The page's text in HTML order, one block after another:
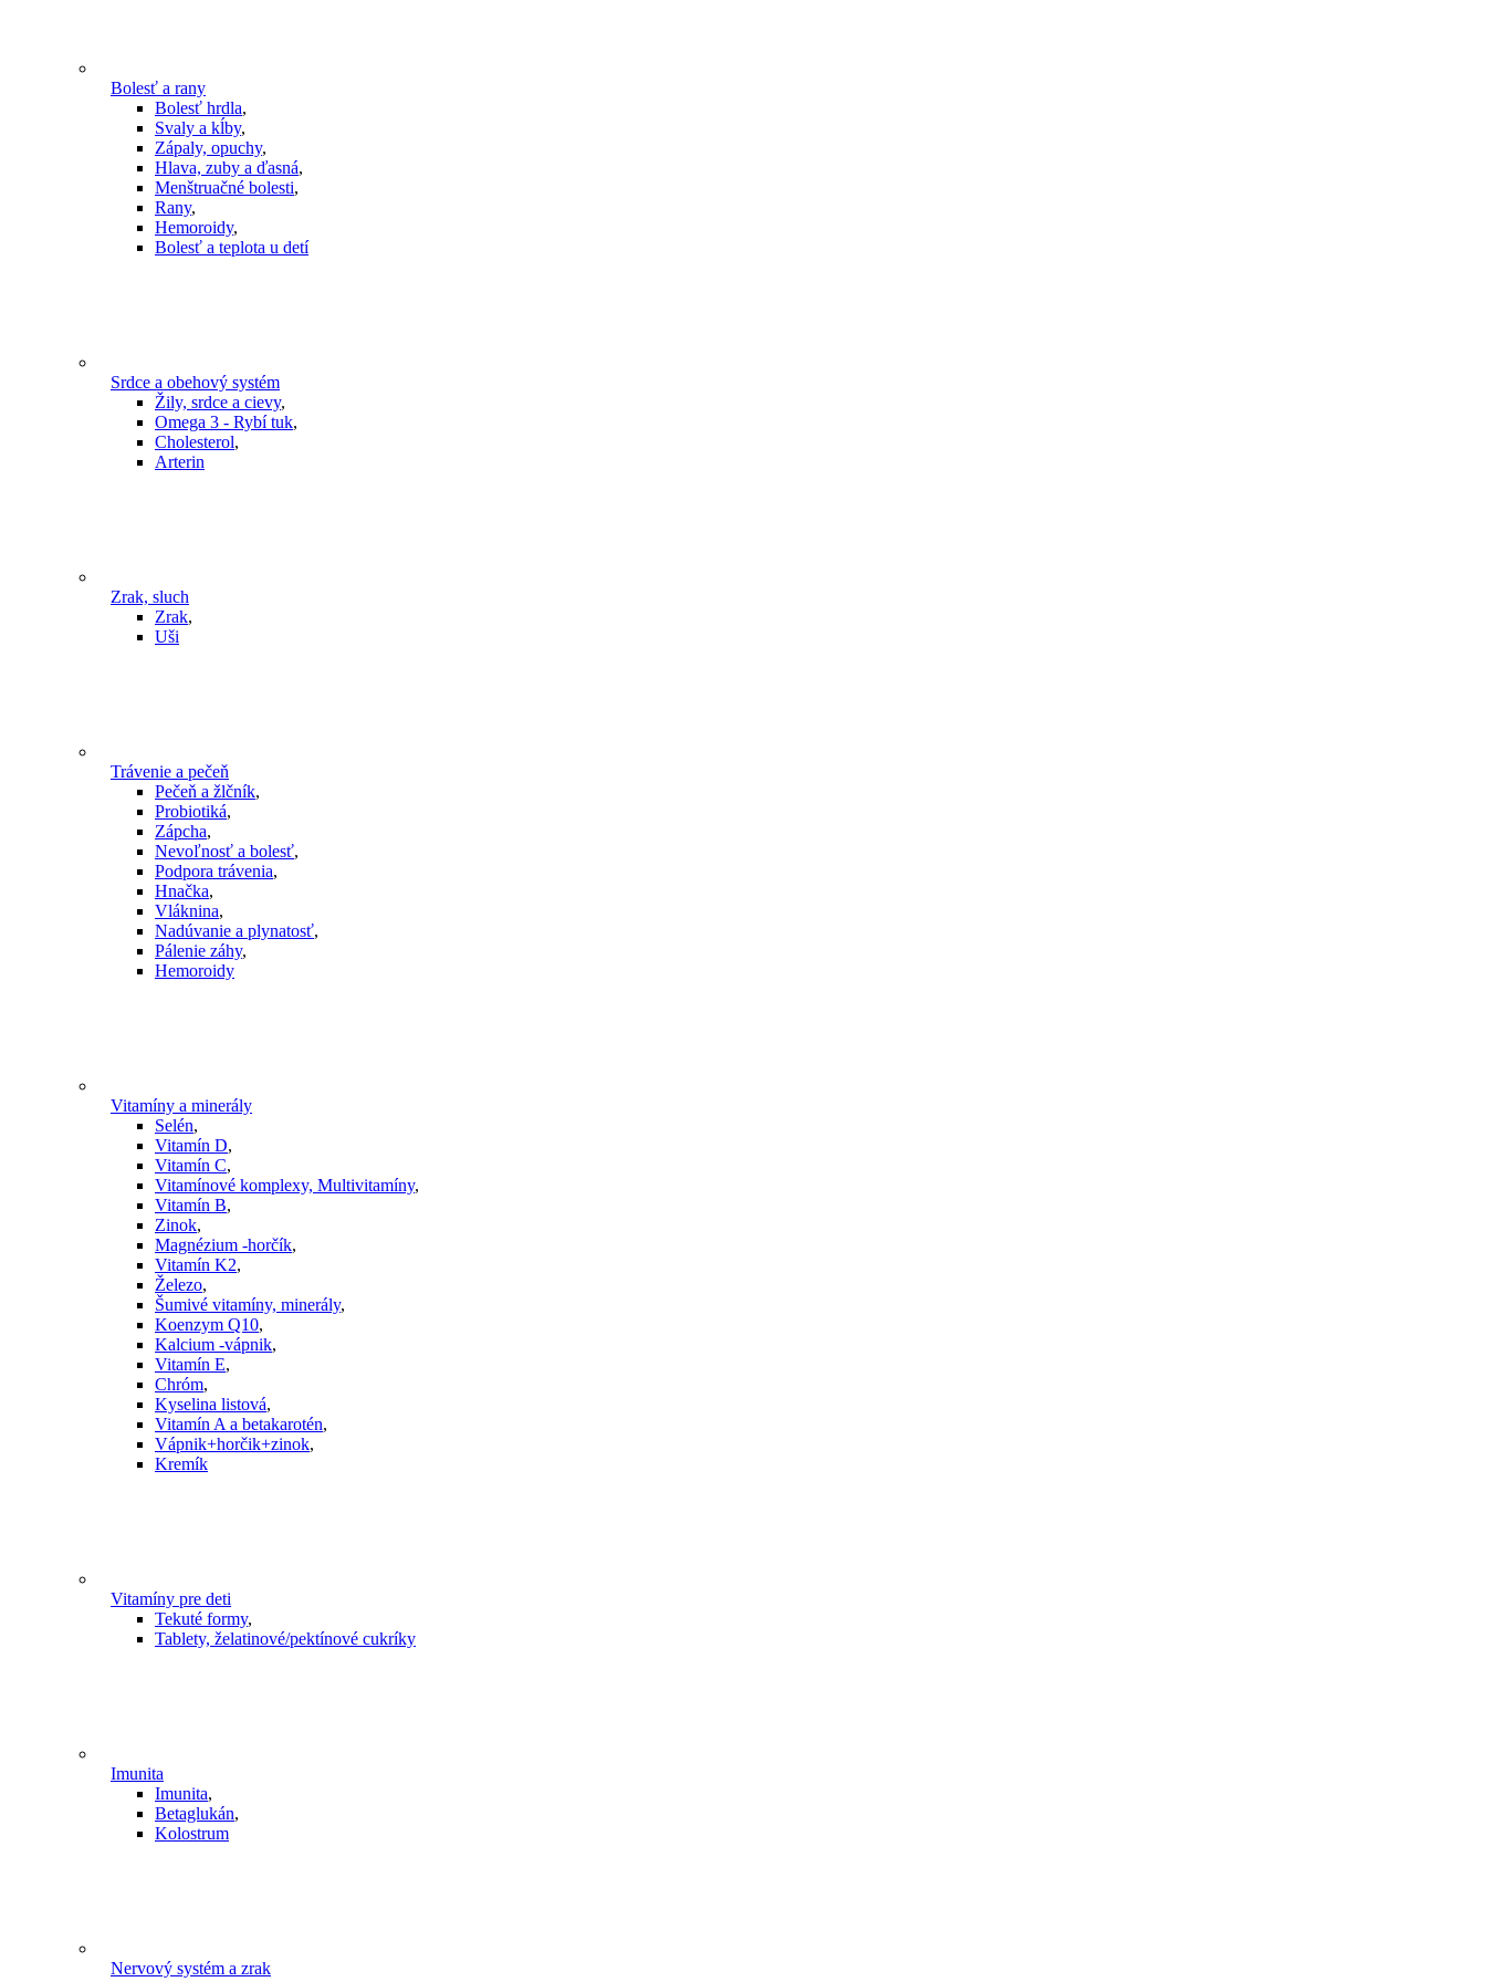
Bolesť a rany
Bolesť hrdla,
Svaly a kĺby,
Zápaly, opuchy,
Hlava, zuby a ďasná,
Menštruačné bolesti,
Rany,
Hemoroidy,
Bolesť a teplota u detí
Srdce a obehový systém
Žily, srdce a cievy,
Omega 3 - Rybí tuk,
Cholesterol,
Arterin
Zrak, sluch
Zrak,
Uši
Trávenie a pečeň
Pečeň a žlčník,
Probiotiká,
Zápcha,
Nevoľnosť a bolesť,
Podpora trávenia,
Hnačka,
Vláknina,
Nadúvanie a plynatosť,
Pálenie záhy,
Hemoroidy
Vitamíny a minerály
Selén,
Vitamín D,
Vitamín C,
Vitamínové komplexy, Multivitamíny,
Vitamín B,
Zinok,
Magnézium -horčík,
Vitamín K2,
Železo,
Šumivé vitamíny, minerály,
Koenzym Q10,
Kalcium -vápnik,
Vitamín E,
Chróm,
Kyselina listová,
Vitamín A a betakarotén,
Vápnik+horčik+zinok,
Kremík
Vitamíny pre deti
Tekuté formy,
Tablety, želatinové/pektínové cukríky
Imunita
Imunita,
Betaglukán,
Kolostrum
Nervový systém a zrak